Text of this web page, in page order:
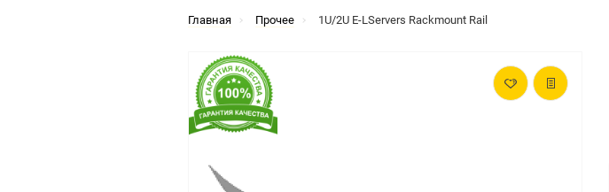
Главная Прочее 1U/2U E-LServers Rackmount Rail